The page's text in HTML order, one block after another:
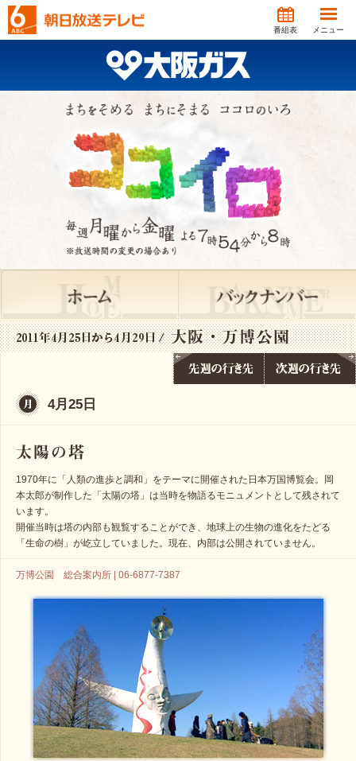
番組表 メニュー
4月25日
1970年に「人類の進歩と調和」をテーマに開催された日本万国博覧会。岡
本太郎が制作した「太陽の塔」は当時を物語るモニュメントとして残されて
います。
開催当時は塔の内部も観覧することができ、地球上の生物の進化をたどる
「生命の樹」が屹立していました。現在、内部は公開されていません。
万博公園 総合案内所 | 06-6877-7387